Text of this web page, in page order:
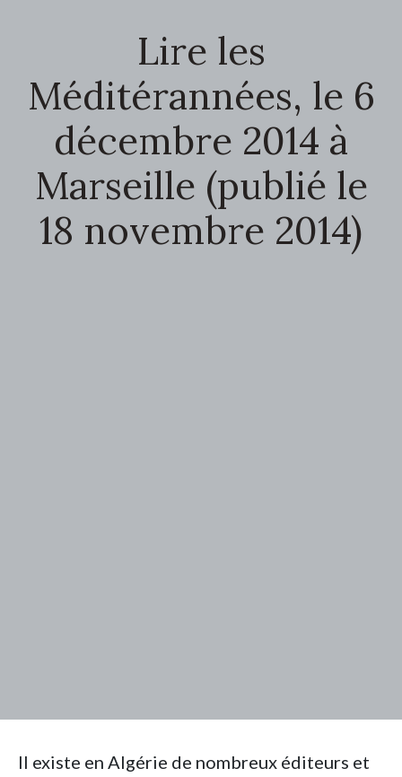
Lire les
Méditérannées, le 6
décembre 2014 à
Marseille (publié le
18 novembre 2014)
Il existe en Algérie de nombreux éditeurs et